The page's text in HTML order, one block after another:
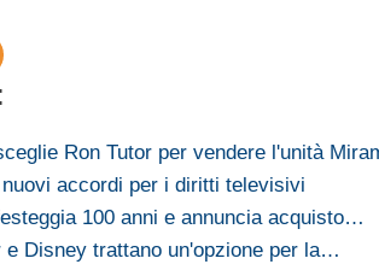
Ron Tutor per vendere l'unità
accordi per i diritti televisivi
100 anni e annuncia acquisto…
e Disney trattano un'opzione per la…